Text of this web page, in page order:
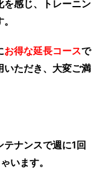
を感じ、トレーニン
お得な延長コースで
いただき、大変ご満
ナンスで週に1回
います。